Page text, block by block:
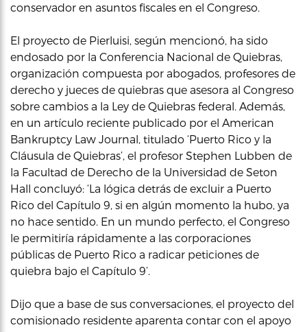
conservador en asuntos fiscales en el Congreso.
El proyecto de Pierluisi, según mencionó, ha sido
endosado por la Conferencia Nacional de Quiebras,
organización compuesta por abogados, profesores de
derecho y jueces de quiebras que asesora al Congreso
sobre cambios a la Ley de Quiebras federal. Además,
en un artículo reciente publicado por el American
Bankruptcy Law Journal, titulado ‘Puerto Rico y la
Cláusula de Quiebras’, el profesor Stephen Lubben de
la Facultad de Derecho de la Universidad de Seton
Hall concluyó: ‘La lógica detrás de excluir a Puerto
Rico del Capítulo 9, si en algún momento la hubo, ya
no hace sentido. En un mundo perfecto, el Congreso
le permitiría rápidamente a las corporaciones
públicas de Puerto Rico a radicar peticiones de
quiebra bajo el Capítulo 9’.
Dijo que a base de sus conversaciones, el proyecto del
comisionado residente aparenta contar con el apoyo